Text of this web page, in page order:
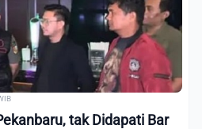
tak Didapati Bar